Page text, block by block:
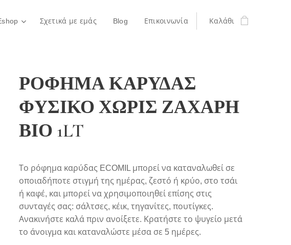
Σχετικά με εμάς Blog Επικοινωνία Καλάθι
ΡΟΦΗΜΑ ΚΑΡΥΔΑΣ
ΦΥΣΙΚΟ ΧΩΡΙΣ ΖΑΧΑΡΗ
ΒΙΟ 1LT
Το ρόφημα καρύδας ECOMIL μπορεί να καταναλωθεί σε
οποιαδήποτε στιγμή της ημέρας, ζεστό ή κρύο, στο τσάι
ή καφέ, και μπορεί να χρησιμοποιηθεί επίσης στις
συνταγές σας: σάλτσες, κέικ, τηγανίτες, πουτίγκες.
Ανακινήστε καλά πριν ανοίξετε. Κρατήστε το ψυγείο μετά
το άνοιγμα και καταναλώστε μέσα σε 5 ημέρες.